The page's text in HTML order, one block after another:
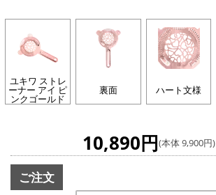
ユキワ ストレ
ーナー アイ ピ
ンクゴールド
裏面 ハート文様
10,890円(本体 9,900円)
ご注文